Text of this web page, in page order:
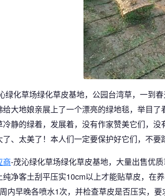
绿化草场绿化草皮基地，公园台湾草，一到
大地娘亲展上了一个漂亮的绿地毯，举目
静的绿着，发展着，没有作家赞美它们，
、太美了！本人们一定要保护好它们，不要
商-茂沁绿化草场绿化草皮基地，大量出售优
净客土刮平压实10cm以上才能贴草皮，在
内早晚各喷水1次，并检查草皮是否压实，